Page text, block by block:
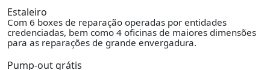
Estaleiro
Com 6 boxes de reparação operadas por entidades
credenciadas, bem como 4 oficinas de maiores dimensões
para as reparações de grande envergadura.
Pump-out grátis